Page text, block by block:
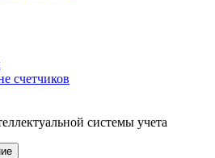
счетчиков
системы учета